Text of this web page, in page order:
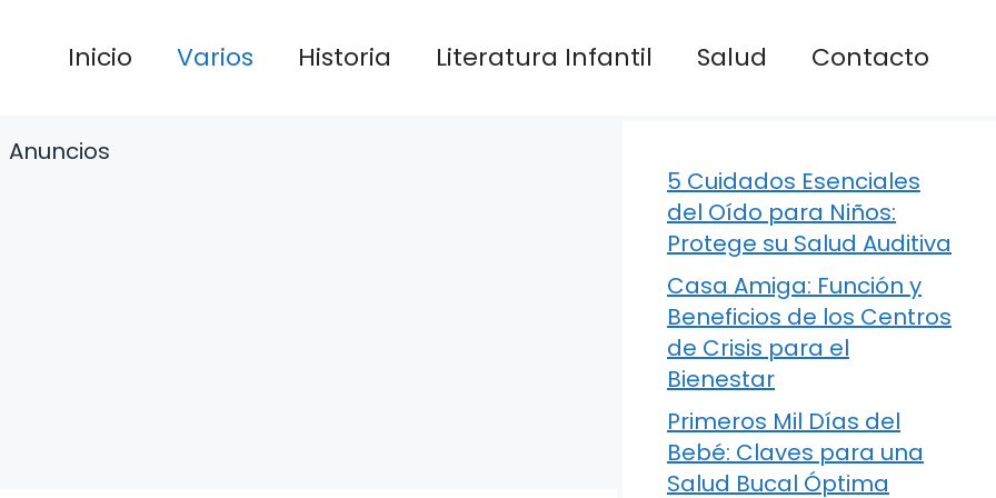
Inicio Varios Historia Literatura Infantil Salud Contacto
Anuncios
5 Cuidados Esenciales
del Oído para Niños:
Protege su Salud Auditiva
Casa Amiga: Función y
Beneficios de los Centros
de Crisis para el
Bienestar
Primeros Mil Días del
Bebé: Claves para una
Salud Bucal Óptima